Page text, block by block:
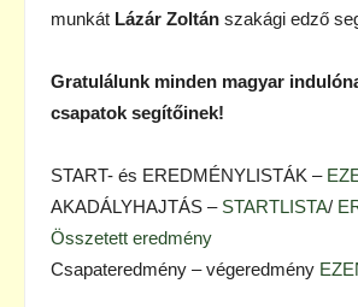
munkát Lázár Zoltán szakági edző
Gratulálunk minden magyar
csapatok segítőinek!
START- és EREDMÉNYLISTÁK –
AKADÁLYHAJTÁS – STARTLISTA/
Összetett eredmény
Csapateredmény – végeredmény